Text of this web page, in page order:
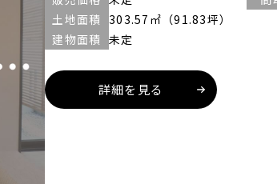
土地面積 303.57㎡（91.83坪）
建物面積 未定
詳細を見る